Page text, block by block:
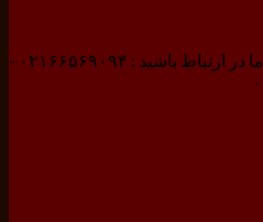
از طریق شماره تلفن های زیر با ما در ارتباط باشید : ۰۲۱۶۶۵۶۹۰۹۴ -